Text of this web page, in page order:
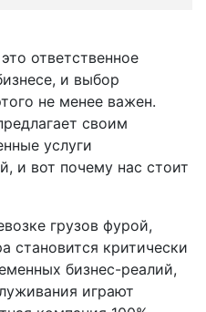
ответственное
и выбор
не менее важен.
своим
услуги
и вот почему нас стоит
грузов фурой,
становится критически
бизнес-реалий,
играют